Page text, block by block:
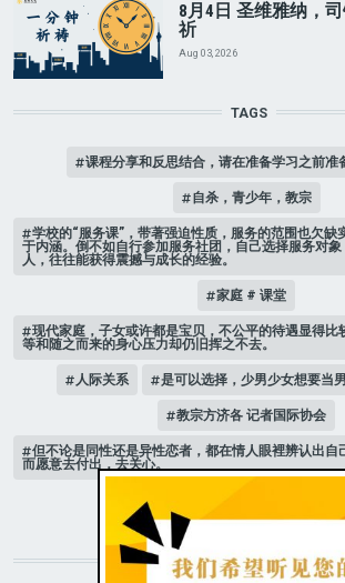
8月4日 圣维雅纳，
祈
Aug 03, 2026
TAGS
课程分享和反思结合，请在准备学习之前准
自杀，青少年，教宗
学校的“服务课”，带著强迫性质，服务的范围也欠缺
于内涵。倒不如自行参加服务社团，自己选择服务对
人，往往能获得震撼与成长的经验。
家庭 # 课堂
现代家庭，子女或许都是宝贝，不公平的待遇显得比
等和随之而来的身心压力却仍旧挥之不去。
人际关系 是可以选择，少男少女想要当
教宗方济各 记者国际协会
但不论是同性还是异性恋者，都在情人眼裡辨认出自
而愿意去付出，去关心。
STAY CONNECTED WITH US!